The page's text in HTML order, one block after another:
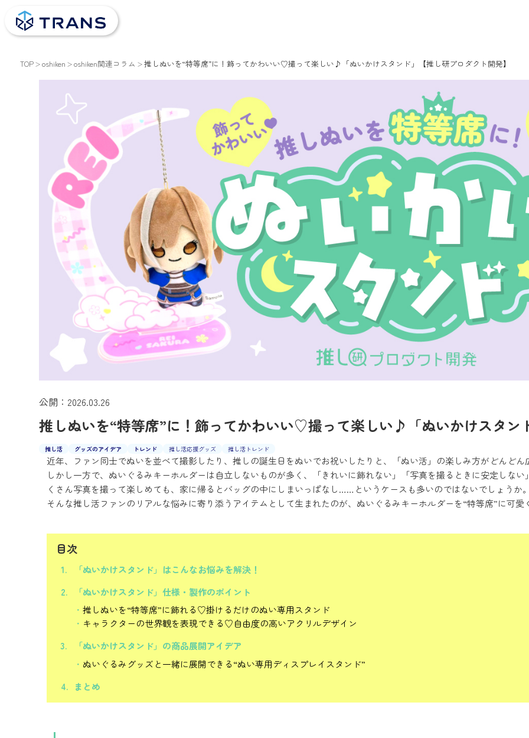
TOP oshiken oshiken関連コラム 推しぬいを“特等席”に！飾ってかわいい♡撮って楽しい♪「ぬいかけスタンド」【推し研プロダクト開発】
公開：2026.03.26
推しぬいを“特等席”に！飾ってかわいい♡撮って楽しい♪「ぬいかけスタン
推し活 グッズのアイデア トレンド 推し活応援グッズ 推し活トレンド
近年、ファン同士でぬいを並べて撮影したり、推しの誕生日をぬいでお祝いしたりと、「ぬい活」の楽しみ方がどんどん
しかし一方で、ぬいぐるみキーホルダーは自立しないものが多く、「きれいに飾れない」「写真を撮るときに安定しな
くさん写真を撮って楽しめても、家に帰るとバッグの中にしまいっぱなし……というケースも多いのではないでしょうか
そんな推し活ファンのリアルな悩みに寄り添うアイテムとして生まれたのが、ぬいぐるみキーホルダーを“特等席”に可
目次
「ぬいかけスタンド」はこんなお悩みを解決！
「ぬいかけスタンド」仕様・製作のポイント
推しぬいを“特等席”に飾れる♡掛けるだけのぬい専用スタンド
キャラクターの世界観を表現できる♡自由度の高いアクリルデザイン
「ぬいかけスタンド」の商品展開アイデア
ぬいぐるみグッズと一緒に展開できる“ぬい専用ディスプレイスタンド”
まとめ